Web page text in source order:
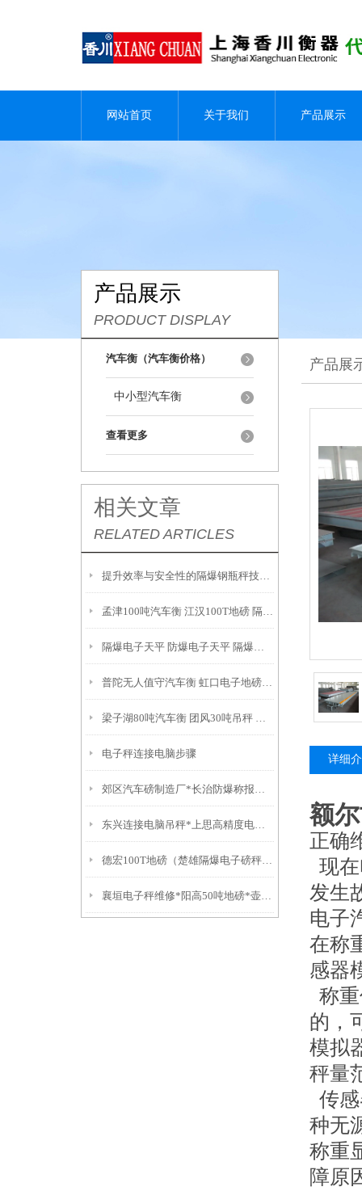
网站首页 关于我们 产品展示
产品展示
PRODUCT DISPLAY
汽车衡（汽车衡价格）
中小型汽车衡
查看更多
相关文章
RELATED ARTICLES
提升效率与安全性的隔爆钢瓶秤技术解析
孟津100吨汽车衡 江汉100T地磅 隔爆油桶秤产品参数：
隔爆电子天平 防爆电子天平 隔爆吊秤 故障维修解决方案：
普陀无人值守汽车衡 虹口电子地磅 月浦地磅 罗泾汽车衡
梁子湖80吨汽车衡 团风30吨吊秤 云梦200T地磅安装调试
电子秤连接电脑步骤
郊区汽车磅制造厂*长治防爆称报价*襄垣电子秤维修*屯留汽车磅修理
东兴连接电脑吊秤*上思高精度电子称*万秀防水称*城区电子称
德宏100T地磅（楚雄隔爆电子磅秤）盐津防爆衡器）大理便携式轨道秤
襄垣电子秤维修*阳高50吨地磅*壶关汽车衡制造厂*沁源吊钩称维修
产品展
详细
额
正确
现
发生
电子
在称
感器
称
的，
模拟
秤量
传
种无
称重
障原